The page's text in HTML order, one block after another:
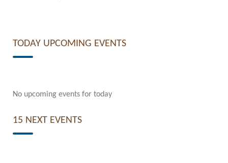
TODAY UPCOMING EVENTS
No upcoming events for today
15 NEXT EVENTS